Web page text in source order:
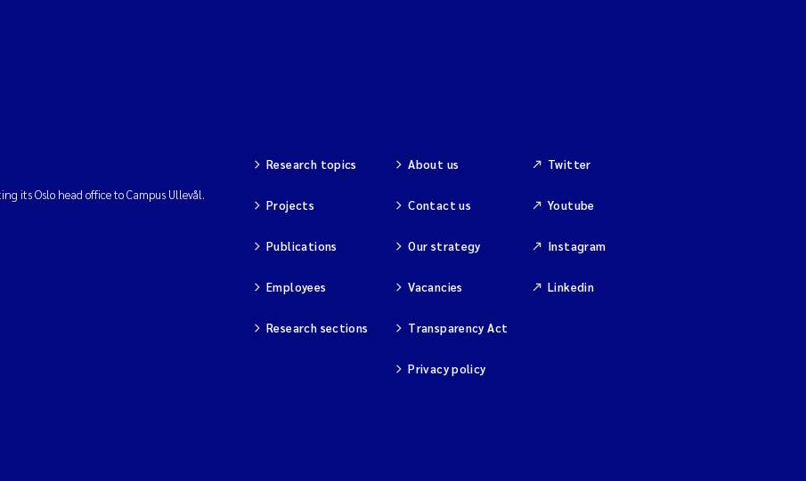
its Oslo head office to Campus Ullevål.
Research topics
Projects
Publications
Employees
Research sections
About us
Contact us
Our strategy
Vacancies
Transparency Act
Privacy policy
Twitter
Youtube
Instagram
Linkedin